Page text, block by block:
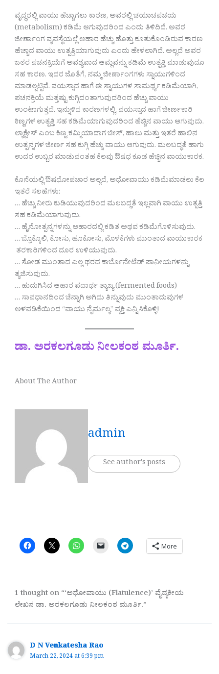
ವೃದ್ಧರಲ್ಲಿ ವಾಯು ಹೆಚ್ಚಾಗಲು ಕಾರಣ, ಅವರಲ್ಲಿ ಚಯಾಚಪಚಯ
(metabolism) ಕಡಿಮೆ ಆಗುವುದರಿಂದ ಎಂದು ತಿಳಿದಿದೆ. ಅವರ
ಜೀರ್ಣಾಂಗ ವ್ಯವಸ್ಥೆಯಲ್ಲೆ ಆಹಾರ ಹೆಚ್ಚು ಹೊತ್ತು ಕೂತುಕೊಂಡಿರುವ ಕಾರಣ
ಹೆಚ್ಚಾದ ವಾಯು ಉತ್ಪತ್ತಿಯಾಗುವುದು ಎಂದು ಹೇಳಲಾಗಿದೆ. ಅಲ್ಲದೆ ಅವರ
ಜಠರ ಪಚನಕ್ರಿಯೆಗೆ ಅವಶ್ಯವಾದ ಆಮ್ಲವನ್ನು ಕಡಿಮೆ ಉತ್ಪತ್ತಿ ಮಾಡುವುದೂ
ಸಹ ಕಾರಣ. ಇದರ ಜೊತೆಗೆ, ನಮ್ಮ ಜೀರ್ಣಾಂಗಗಳು ಸ್ನಾಯುಗಳಿಂದ
ಮಾಡಲ್ಪಟ್ಟಿವೆ. ವಯಸ್ಸಾದ ಹಾಗೆ ಈ ಸ್ನಾಯುಗಳ ಸಾಮರ್ಥ್ಯ ಕಡಿಮೆಯಾಗಿ,
ಪಚನಕ್ರಿಯೆ ಮತ್ತಷ್ಟು ಕುಗ್ಗಿದಂತಾಗುವುದರಿಂದ ಹೆಚ್ಚು ವಾಯು
ಉಂಟಾಗುತ್ತದೆ. ಇನ್ನುಳಿದ ಕಾರಣಗಳಲ್ಲಿ, ವಯಸ್ಸಾದ ಹಾಗೆ ಜೀರ್ಣಕಾರಿ
ಕಿಣ್ವಗಳ ಉತ್ಪತ್ತಿ ಸಹ ಕಡಿಮೆಯಾಗುವುದರಿಂದ ಹೆಚ್ಚಿನ ವಾಯು ಆಗುವುದು.
ಲ್ಯಾಕ್ಟೇಸ್ ಎಂಬ ಕಿಣ್ವ ಕಮ್ಮಿಯಾದಾಗ ಚೀಸ್, ಹಾಲು ಮತ್ತು ಇತರೆ ಹಾಲಿನ
ಉತ್ಪನ್ನಗಳ ಜೀರ್ಣ ಸಹ ಕುಗ್ಗಿ ಹೆಚ್ಚು ವಾಯು ಆಗುವುದು. ಮಲಬದ್ಧತೆ ಹಾಗು
ಉದರ ಉಬ್ಬರ ಮಾಡುವಂತಹ ಕೆಲವು ಔಷಧ ಕೂಡ ಹೆಚ್ಚಿನ ವಾಯುಕಾರಕ.
ಕೊನೆಯಲ್ಲಿ ಔಷಧೋಪಚಾರ ಅಲ್ಲದೆ, ಅಧೋವಾಯು ಕಡಿಮೆಮಾಡಲು ಕೆಲ
ಇತರೆ ಸಲಹೆಗಳು:
… ಹೆಚ್ಚು ನೀರು ಕುಡಿಯುವುದರಿಂದ ಮಲಬದ್ಧತೆ ಇಲ್ಲವಾಗಿ ವಾಯು ಉತ್ಪತ್ತಿ
ಸಹ ಕಡಿಮೆಯಾಗುವುದು.
… ಹೈನೋತ್ಪನ್ನಗಳನ್ನು ಆಹಾರದಲ್ಲಿ ಕಡಿತ ಅಥವ ಕಡಿಮೆಗೊಳಿಸುವುದು.
… ಬ್ರೊಕ್ಕೊಲಿ, ಕೋಸು, ಹೂಕೋಸು, ಮೊಳಕೆಗಳು ಮುಂತಾದ ವಾಯುಕಾರಕ
ತರಕಾರಿಗಳಿಂದ ದೂರ ಉಳಿಯುವುದು.
… ಸೋಡ ಮುಂತಾದ ಎಲ್ಲ ಥರದ ಕಾರ್ಬೊನೇಟೆಡ್ ಪಾನೀಯಗಳನ್ನು
ತ್ಯಜಿಸುವುದು.
… ಹುದುಗಿಸಿದ ಆಹಾರ ಪದಾರ್ಥ ತ್ಯಾಜ್ಯ (fermented foods)
… ಸಾವಧಾನದಿಂದ ಚೆನ್ನಾಗಿ ಅಗಿದು ತಿನ್ನುವುದು ಮುಂತಾದುವುಗಳ
ಅಳವಡಿಕೆಯಿಂದ “ವಾಯು ನೈರ್ಮಲ್ಯ” ವ್ಯಕ್ತಿ ಎನ್ನಿಸಿಕೊಳ್ಳಿ!
ಡಾ. ಅರಕಲಗೂಡು ನೀಲಕಂಠ ಮೂರ್ತಿ.
About The Author
admin
See author's posts
More
1 thought on “‘ಅಧೋವಾಯು (Flatulence)’ ವೈದ್ಯಕೀಯ
ಲೇಖನ ಡಾ. ಅರಕಲಗೂಡು ನೀಲಕಂಠ ಮೂರ್ತಿ.”
D N Venkatesha Rao
March 22, 2024 at 6:39 pm